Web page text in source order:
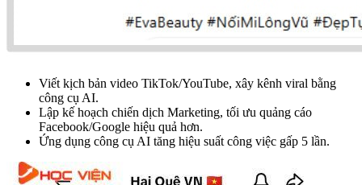
Viết kịch bản video TikTok/YouTube, xây kênh viral bằng
công cụ AI.
Lập kế hoạch chiến dịch Marketing, tối ưu quảng cáo
Facebook/Google hiệu quả hơn.
Ứng dụng công cụ AI tăng hiệu suất công việc gấp 5 lần.